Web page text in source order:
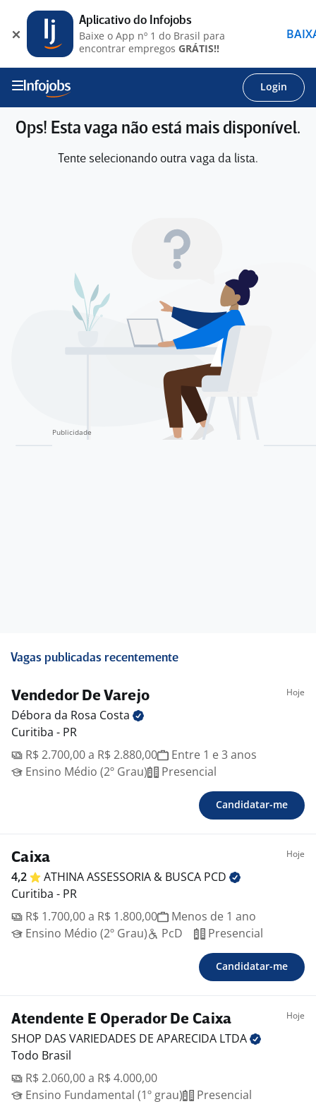
Login
Ops! Esta vaga não está mais disponível.
Tente selecionando outra vaga da lista.
Vagas publicadas recentemente
Vendedor De Varejo Hoje
Débora da Rosa Costa
Curitiba - PR
R$ 2.700,00 a R$ 2.880,00
Entre 1 e 3 anos
Ensino Médio (2º Grau)
Presencial
Candidatar-me
Caixa Hoje
4,2 ATHINA ASSESSORIA & BUSCA PCD
Curitiba - PR
R$ 1.700,00 a R$ 1.800,00
Menos de 1 ano
Ensino Médio (2º Grau)
PcD Presencial
Candidatar-me
Atendente E Operador De Caixa Hoje
SHOP DAS VARIEDADES DE APARECIDA LTDA
Todo Brasil
R$ 2.060,00 a R$ 4.000,00
Ensino Fundamental (1º grau)
Presencial
Aplicativo do Infojobs
Baixe o App nº 1 do Brasil para
encontrar empregos GRÁTIS!!